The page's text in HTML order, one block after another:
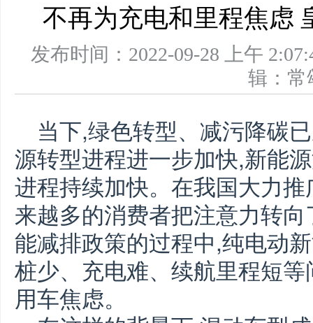
不再为充电和里程焦虑
发布时间：2022-09-28 上午
辑：
当下,绿色转型、减污降碳
源转型进程进一步加快,新能
进程持续加快。在我国大力
来越多的消费者把注意力转
能减排政策的过程中,纯电动
桩少、充电难、续航里程短
用车焦虑。